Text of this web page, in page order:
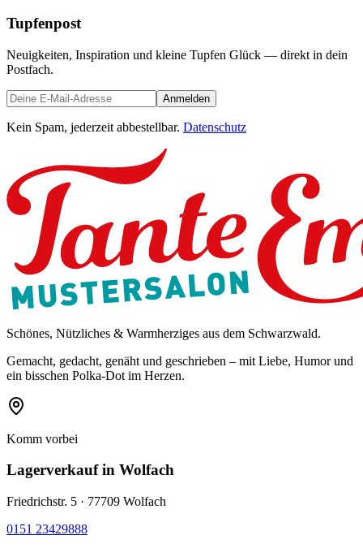
Tupfenpost
Neuigkeiten, Inspiration und kleine Tupfen Glück — direkt in dein
Postfach.
Anmelden
Kein Spam, jederzeit abbestellbar. Datenschutz
Schönes, Nützliches & Warmherziges aus dem Schwarzwald.
Gemacht, gedacht, genäht und geschrieben – mit Liebe, Humor und
ein bisschen Polka-Dot im Herzen.
Komm vorbei
Lagerverkaufin Wolfach
Friedrichstr. 5 · 77709 Wolfach
0151 23429888